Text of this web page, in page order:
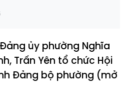
ủy phường Nghĩa
Trấn Yên tổ chức Hội
Đảng bộ phường (mở